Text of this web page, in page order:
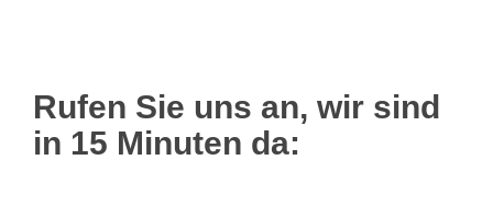
Rufen Sie uns an, wir sind
in 15 Minuten da: